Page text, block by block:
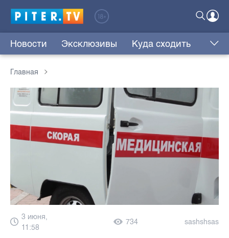
Новости Эксклюзивы Куда сходить
Главная
3 июня,
11:58
734 sashshsas